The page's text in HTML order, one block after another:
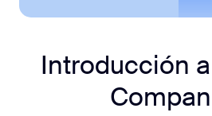
Introducción a